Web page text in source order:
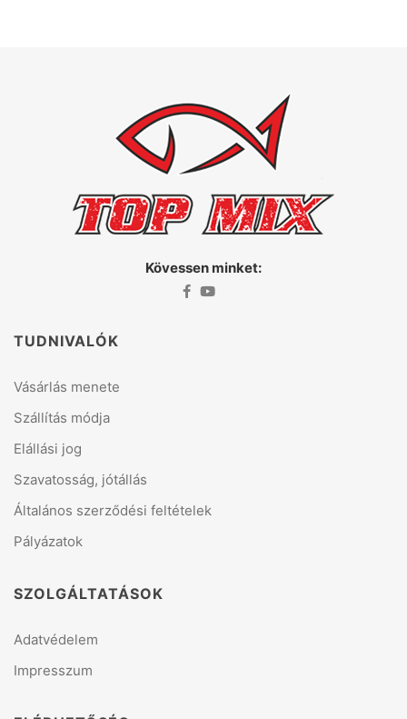
Kövessen minket:
TUDNIVALÓK
Vásárlás menete
Szállítás módja
Elállási jog
Szavatosság, jótállás
Általános szerződési feltételek
Pályázatok
SZOLGÁLTATÁSOK
Adatvédelem
Impresszum